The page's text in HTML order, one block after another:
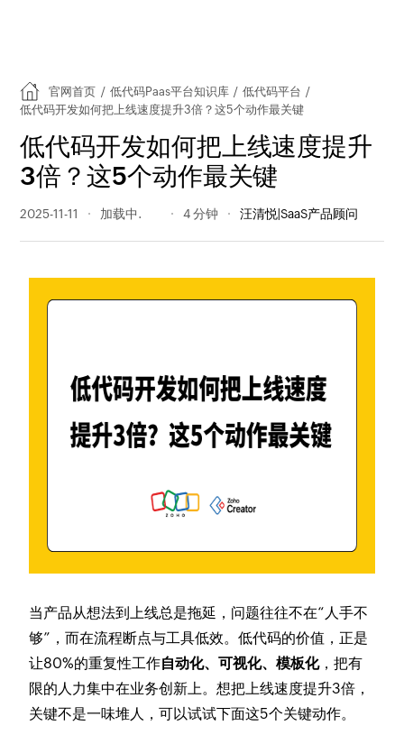
官网首页 / 低代码Paas平台知识库 / 低代码平台 /
低代码开发如何把上线速度提升3倍？这5个动作最关键
低代码开发如何把上线速度提升
3倍？这5个动作最关键
2025-11-11 162 阅读量 4 分钟 汪清悦|SaaS产品顾问
当产品从想法到上线总是拖延，问题往往不在“人手不
够”，而在流程断点与工具低效。低代码的价值，正是
让80%的重复性工作自动化、可视化、模板化，把有
限的人力集中在业务创新上。想把上线速度提升3倍，
关键不是一味堆人，可以试试下面这5个关键动作。